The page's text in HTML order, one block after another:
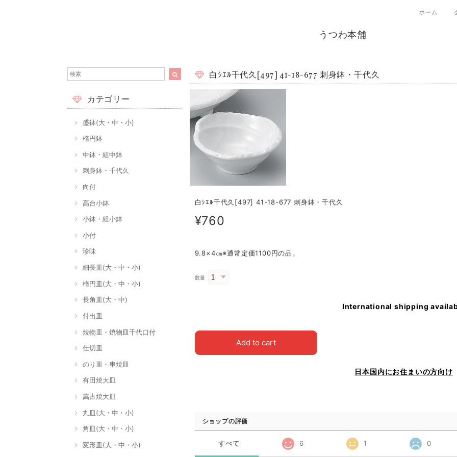
ホーム
うつわ本舗
カテゴリー
盛鉢(大・中・小)
楕円鉢
中鉢・組中鉢
刺身鉢・千代久
向付
高台小鉢
小鉢・組小鉢
小付
珍味
細長皿(大・中・小)
楕円皿(大・中・小)
長角皿(大・中)
付出皿
焼物皿・焼物皿千代口付
仕切皿
のり皿・串焼皿
有田焼大皿
萬古焼大皿
丸皿(大・中・小)
角皿(大・中・小)
変形皿(大・中・小)
白ｼｴﾙ千代久[497] 41-18-677 刺身鉢・千代久
白ｼｴﾙ千代久[497] 41-18-677 刺身鉢・千代久
¥760
9.8×4㎝※通常定価1100円の品。
数量
International shipping
Add to cart
日本国内にお住まいの方向け
ショップの評価
すべて 6 1 0